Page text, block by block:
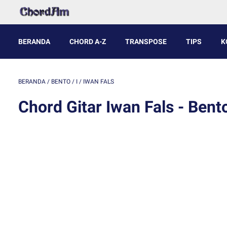
BERANDA CHORD A-Z TRANSPOSE TIPS
BERANDA / BENTO / I / IWAN FALS
Chord Gitar Iwan Fals -